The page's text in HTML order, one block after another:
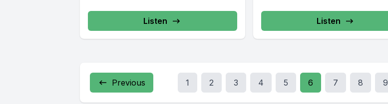
Listen Listen
Previous 1 2 3 4 5 6 7 8 9